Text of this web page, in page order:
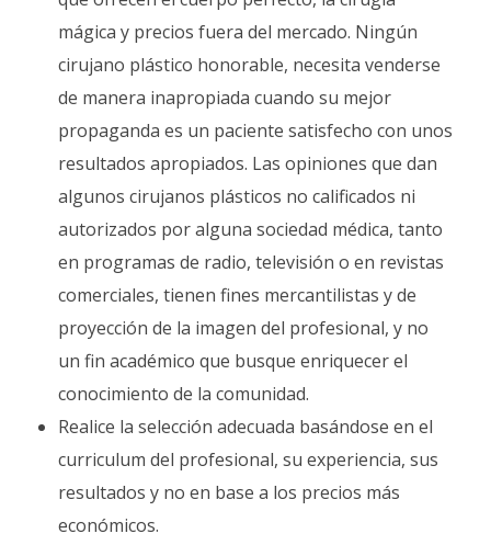
mágica y precios fuera del mercado. Ningún
cirujano plástico honorable, necesita venderse
de manera inapropiada cuando su mejor
propaganda es un paciente satisfecho con unos
resultados apropiados. Las opiniones que dan
algunos cirujanos plásticos no calificados ni
autorizados por alguna sociedad médica, tanto
en programas de radio, televisión o en revistas
comerciales, tienen fines mercantilistas y de
proyección de la imagen del profesional, y no
un fin académico que busque enriquecer el
conocimiento de la comunidad.
Realice la selección adecuada basándose en el
curriculum del profesional, su experiencia, sus
resultados y no en base a los precios más
económicos.